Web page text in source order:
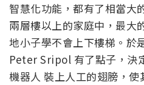
智慧化功能，都有了相當大
兩層樓以上的家庭中，最大
地小子學不會上下樓梯。於
Peter Sripol 有了點子，決
機器人 裝上人工的翅膀，